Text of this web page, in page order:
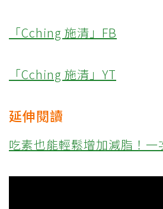
「Cching 施清」FB
「Cching 施清」YT
延伸閱讀
吃素也能輕鬆增加減脂！